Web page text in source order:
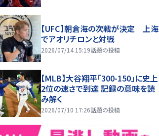
【UFC】朝倉海の次戦が決定 上海
でアオリチロンと対戦
2026/07/14 15:19話題の投稿
【MLB】大谷翔平「300-150」に史上
2位の速さで到達 記録の意味を読
み解く
2026/07/10 17:26話題の投稿